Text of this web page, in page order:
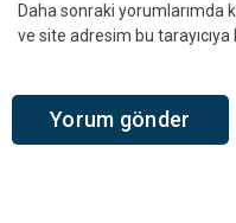
Daha sonraki yorumlarımda
ve site adresim bu tarayıcıya